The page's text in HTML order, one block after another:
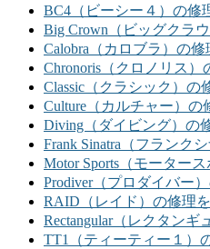
BC4（ビーシー４）の修
Big Crown（ビッグクラ
Calobra（カロブラ）の
Chronoris（クロノリス）
Classic（クラシック）の
Culture（カルチャー）の
Diving（ダイビング）の
Frank Sinatra（フランク
Motor Sports（モーター
Prodiver（プロダイバー
RAID（レイド）の修理
Rectangular（レクタン
TT1（ティーティー１）